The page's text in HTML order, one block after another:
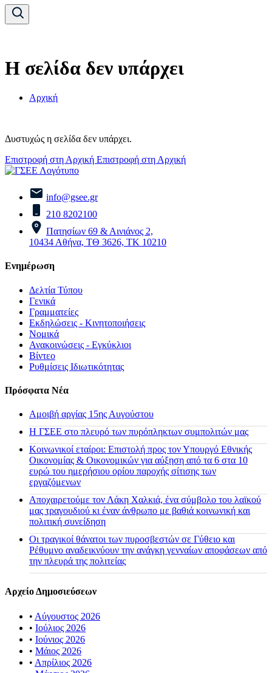
Η σελίδα δεν υπάρχει
Αρχική
Δυστυχώς η σελίδα δεν υπάρχει.
Επιστροφή στη Αρχική Επιστροφή στη Αρχική
info@gsee.gr
210 8202100
Πατησίων 69 & Αινιάνος 2,
10434 Αθήνα, ΤΘ 3626, ΤΚ 10210
Ενημέρωση
Δελτία Τύπου
Γενικά
Γραμματείες
Εκδηλώσεις - Κινητοποιήσεις
Νομικά
Ανακοινώσεις - Εγκύκλιοι
Βίντεο
Ρυθμίσεις Ιδιωτικότητας
Πρόσφατα Νέα
Αμοιβή αργίας 15ης Αυγούστου
H ΓΣΕΕ στο πλευρό των πυρόπληκτων συμπολιτών μας
Κοινωνικοί εταίροι: Επιστολή προς τον Υπουργό Εθνικής
Οικονομίας & Οικονομικών για αύξηση από τα 6 στα 10
ευρώ του ημερήσιου ορίου παροχής σίτισης των
εργαζόμενων
Αποχαιρετούμε τον Λάκη Χαλκιά, ένα σύμβολο του λαϊκού
μας τραγουδιού κι έναν άνθρωπο με βαθιά κοινωνική και
πολιτική συνείδηση
Οι τραγικοί θάνατοι των πυροσβεστών σε Γύθειο και
Ρέθυμνο αναδεικνύουν την ανάγκη γενναίων αποφάσεων από
την πλευρά της πολιτείας
Αρχείο Δημοσιεύσεων
• Αύγουστος 2026
• Ιούλιος 2026
• Ιούνιος 2026
• Μάιος 2026
• Απρίλιος 2026